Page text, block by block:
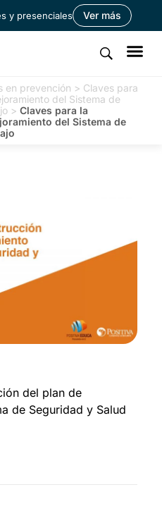
y presenciales Ver más
en prevención > Claves para
del Sistema de
> Claves para la
del Sistema de
del plan de
de Seguridad y Salud